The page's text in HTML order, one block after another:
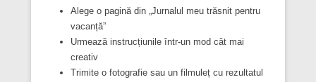
Alege o pagină din „Jurnalul meu trăsnit pentru
vacanță”
Urmează instrucțiunile într-un mod cât mai
creativ
Trimite o fotografie sau un filmuleț cu rezultatul